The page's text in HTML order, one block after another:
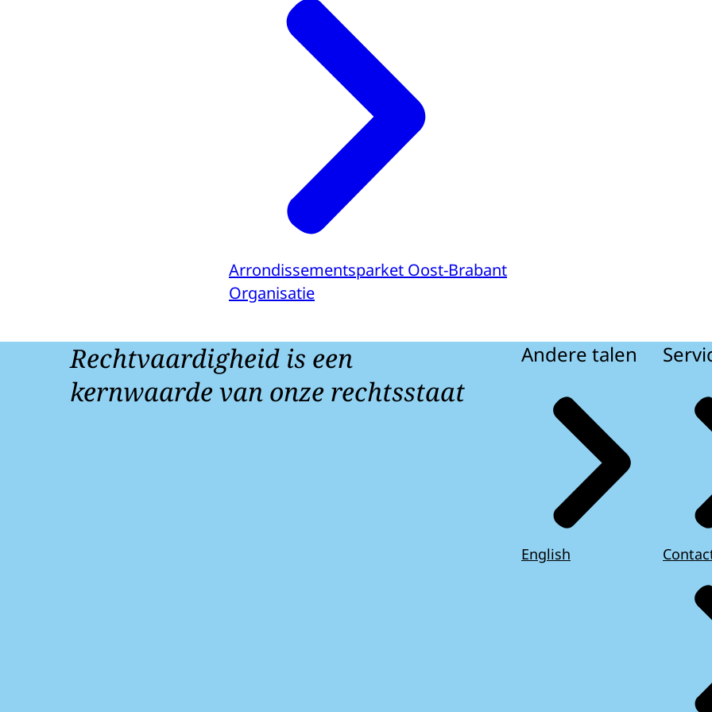
Arrondissementsparket Oost-Brabant
Organisatie
Rechtvaardigheid is een
kernwaarde van onze rechtsstaat
Andere talen
English